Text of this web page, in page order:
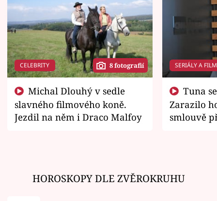
CELEBRITY 8 fotografií
slavného filmového koně.
Jezdil na něm i Draco Malfoy
SERIÁLY A
Zarazilo
smlouvě
HOROSKOPY DLE ZVĚROKRUHU